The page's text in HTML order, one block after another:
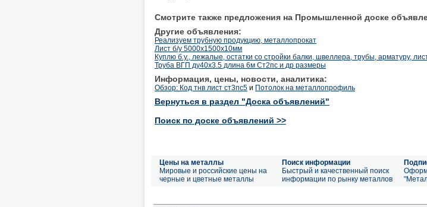
Смотрите также предложения на Промышленной доске
Другие объявления:
Реализуем трубную продукцию, металлопрокат
Лист б/у 5000х1500х10мм
Куплю б.у., лежалые, остатки со стройки балки, швеллера, трубы, арматуру,
Труба ВГП ду40х3.5 длина 6м Ст2пс и др размеры
Информация, цены, новости, аналитика:
Обзор: Код тнв лист ст3пс5 и Потолок на металлопрофиль
Вернуться в раздел "Доска объявлений"
Поиск по доске объявлений >>
Цены на металлы
Мировые и российские цены на
черные и цветные металлы
Поиск информации
Быстрый и качественный поиск
информации по рынку металлов